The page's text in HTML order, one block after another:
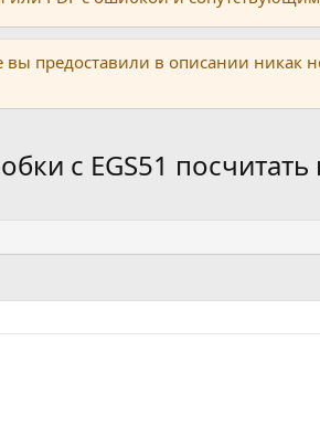
предоставили в описании никак
с EGS51